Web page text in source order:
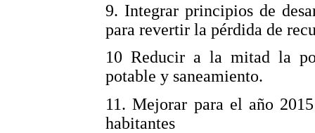
9. Integrar principios de
para revertir la pérdida de
10 Reducir a la mitad la
potable y saneamiento.
11. Mejorar para el año
habitantes